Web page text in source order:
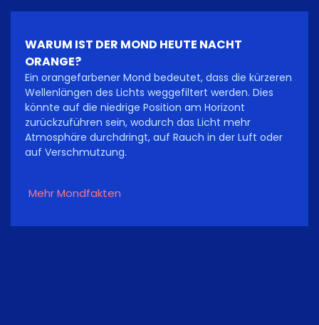
WARUM IST DER MOND HEUTE NACHT
ORANGE?
Ein orangefarbener Mond bedeutet, dass die kürzeren
Wellenlängen des Lichts weggefiltert werden. Dies
könnte auf die niedrige Position am Horizont
zurückzuführen sein, wodurch das Licht mehr
Atmosphäre durchdringt, auf Rauch in der Luft oder
auf Verschmutzung.
Mehr Mondfakten